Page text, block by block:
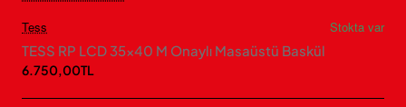
Tess
Stokta var
TESS RP LCD 35×40 M Onaylı Masaüstü Baskül
6.750,00TL